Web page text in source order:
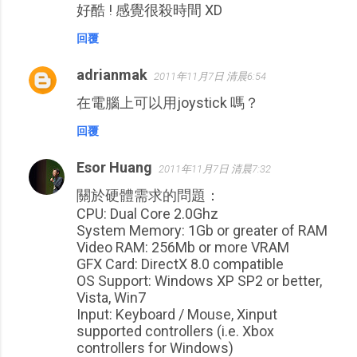
好酷 ! 感覺很殺時間 XD
回覆
adrianmak 2011年11月7日 清晨6:54
在電腦上可以用joystick 嗎？
回覆
Esor Huang 2011年11月7日 清晨7:32
關於硬體需求的問題：
CPU: Dual Core 2.0Ghz
System Memory: 1Gb or greater of RAM
Video RAM: 256Mb or more VRAM
GFX Card: DirectX 8.0 compatible
OS Support: Windows XP SP2 or better,
Vista, Win7
Input: Keyboard / Mouse, Xinput
supported controllers (i.e. Xbox
controllers for Windows)